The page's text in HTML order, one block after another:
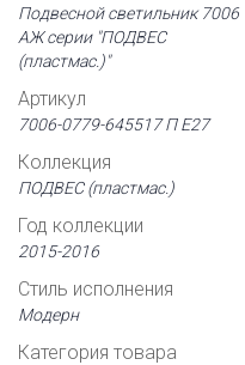
Подвесной светильник 7006
АЖ серии "ПОДВЕС
(пластмас.)"
Артикул
7006-0779-645517 П Е27
Коллекция
ПОДВЕС (пластмас.)
Год коллекции
2015-2016
Стиль исполнения
Модерн
Категория товара